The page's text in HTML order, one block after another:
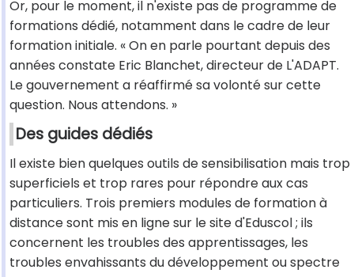
Or, pour le moment, il n'existe pas de programme de
formations dédié, notamment dans le cadre de leur
formation initiale. « On en parle pourtant depuis des
années constate Eric Blanchet, directeur de L'ADAPT.
Le gouvernement a réaffirmé sa volonté sur cette
question. Nous attendons. »
Des guides dédiés
Il existe bien quelques outils de sensibilisation mais trop
superficiels et trop rares pour répondre aux cas
particuliers. Trois premiers modules de formation à
distance sont mis en ligne sur le site d'Eduscol ; ils
concernent les troubles des apprentissages, les
troubles envahissants du développement ou spectre